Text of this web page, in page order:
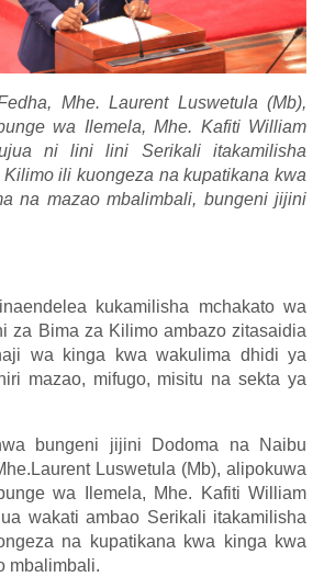
Mhe. Laurent Luswetula (Mb),
wa Ilemela, Mhe. Kafiti William
ni lini lini Serikali itakamilisha
ili kuongeza na kupatikana kwa
na mazao mbalimbali, bungeni jijini
kukamilisha mchakato wa
za Bima za Kilimo ambazo zitasaidia
wa kinga kwa wakulima dhidi ya
mazao, mifugo, misitu na sekta ya
bungeni jijini Dodoma na Naibu
Luswetula (Mb), alipokuwa
wa Ilemela, Mhe. Kafiti William
wakati ambao Serikali itakamilisha
na kupatikana kwa kinga kwa
mbalimbali.